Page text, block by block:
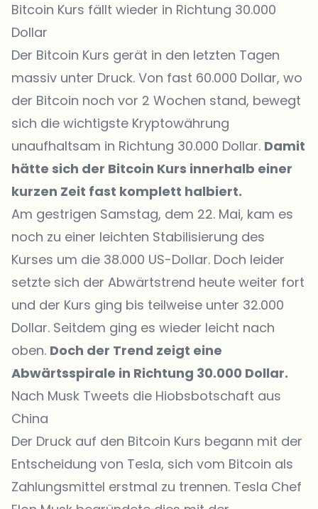
Bitcoin Kurs fällt wieder in Richtung 30.000
Dollar
Der Bitcoin Kurs gerät in den letzten Tagen
massiv unter Druck. Von fast 60.000 Dollar, wo
der Bitcoin noch vor 2 Wochen stand, bewegt
sich die wichtigste Kryptowährung
unaufhaltsam in Richtung 30.000 Dollar. Damit
hätte sich der Bitcoin Kurs innerhalb einer
kurzen Zeit fast komplett halbiert.
Am gestrigen Samstag, dem 22. Mai, kam es
noch zu einer leichten Stabilisierung des
Kurses um die 38.000 US-Dollar. Doch leider
setzte sich der Abwärtstrend heute weiter fort
und der Kurs ging bis teilweise unter 32.000
Dollar. Seitdem ging es wieder leicht nach
oben. Doch der Trend zeigt eine
Abwärtsspirale in Richtung 30.000 Dollar.
Nach Musk Tweets die Hiobsbotschaft aus
China
Der Druck auf den Bitcoin Kurs begann mit der
Entscheidung von Tesla, sich vom Bitcoin als
Zahlungsmittel erstmal zu trennen. Tesla Chef